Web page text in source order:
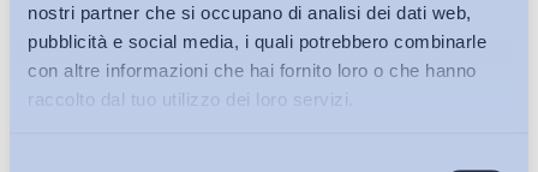
nostri partner che si occupano di analisi dei dati web,
pubblicità e social media, i quali potrebbero combinarle
con altre informazioni che hai fornito loro o che hanno
raccolto dal tuo utilizzo dei loro servizi.